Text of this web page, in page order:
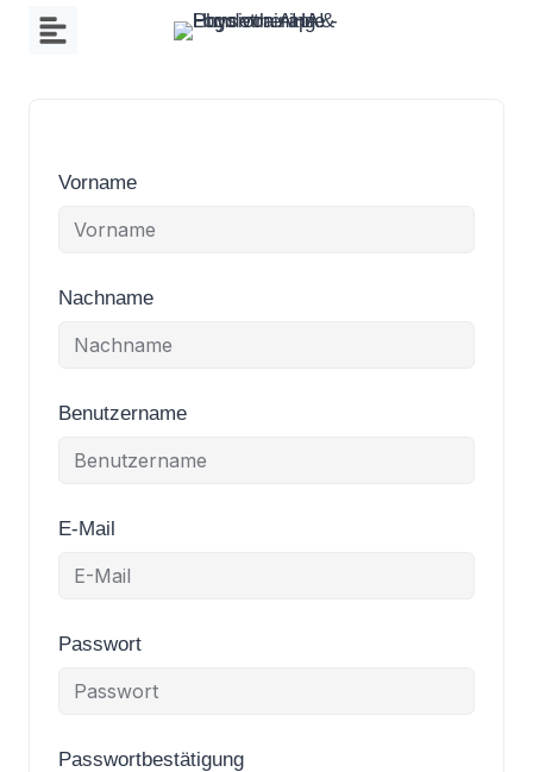
Inhalt
Vorname
Nachname
Benutzername
E-Mail
Passwort
Passwortbestätigung